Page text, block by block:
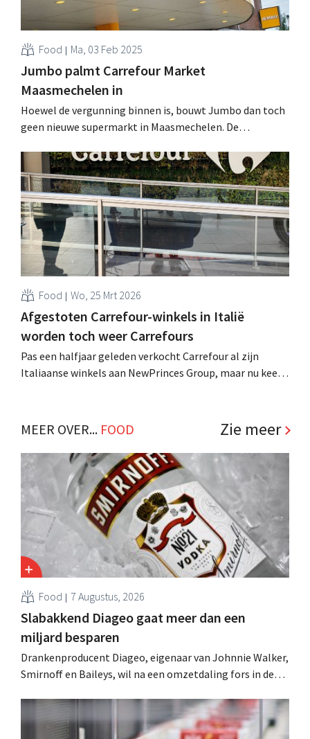
Food Ma, 03 Feb 2025
Jumbo palmt Carrefour Market
Maasmechelen in
Hoewel de vergunning binnen is, bouwt Jumbo dan toch
geen nieuwe supermarkt in Maasmechelen. De
waar tot voor kort Carrefour Market zat. .
Food Wo, 25 Mrt 2026
Afgestoten Carrefour-winkels in Italië
worden toch weer Carrefours
Pas een halfjaar geleden verkocht Carrefour al zijn
Italiaanse winkels aan NewPrinces Group, maar nu keert
Waarom? En is dat ook wat Carrefour in België van plan
is? .
MEER OVER... FOOD Zie meer
Food 7 Augustus, 2026
Slabakkend Diageo gaat meer dan een
miljard besparen
Drankenproducent Diageo, eigenaar van Johnnie Walker,
Smirnoff en Baileys, wil na een omzetdaling fors in de
andere Guiness en voorgemixte cocktails.